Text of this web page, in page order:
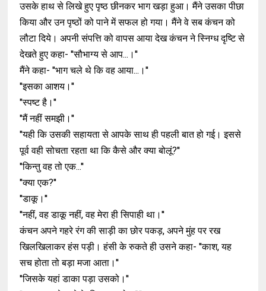
उसके हाथ से लिखे हुए पृष्ठ छीनकर भाग खड़ा हुआ। मैंने उसका पीछा
किया और उन पृष्ठों को पाने में सफल हो गया। मैंने वे सब कंचन को
लौटा दिये। अपनी संपत्ति को वापस आया देख कंचन ने स्निग्ध दृष्टि से
देखते हुए कहा- ''सौभाग्य से आप...।''
मैंने कहा- ''भाग चले थे कि वह आया...।''
''इसका आशय।''
''स्पष्ट है।''
''मैं नहीं समझी।''
''यही कि उसकी सहायता से आपके साथ ही पहली बात हो गई। इससे
पूर्व वही सोचता रहता था कि कैसे और क्या बोलूं?''
''किन्तु वह तो एक...''
''क्या एक?''
''डाकू।''
''नहीं, वह डाकू नहीं, वह मेरा ही सिपाही था।''
कंचन अपने गहरे रंग की साड़ी का छोर पकड़, अपने मुंह पर रख
खिलखिलाकर हंस पड़ी। हंसी के रुकते ही उसने कहा- ''काश, यह
सच होता तो बड़ा मजा आता।''
''जिसके यहां डाका पड़ा उसको।''